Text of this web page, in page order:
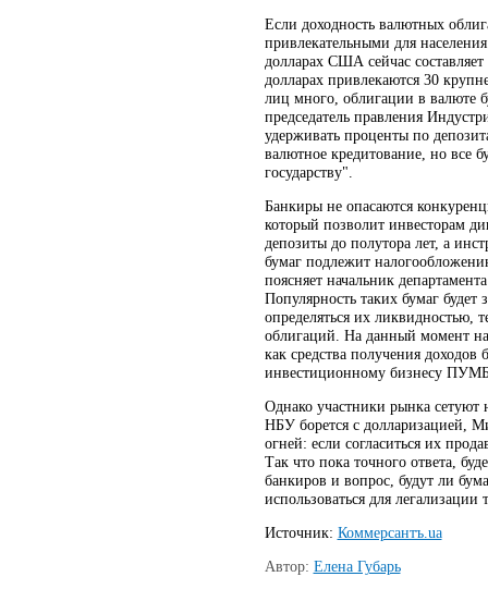
Если доходность валютных
привлекательными для
долларах США сейчас
долларах привлекаются 30
лиц много, облигации в валюте
председатель правления
удерживать проценты по
валютное кредитование, но все
государству".
Банкиры не опасаются
который позволит инвесторам
депозиты до полутора лет, а
бумаг подлежит
поясняет начальник
Популярность таких бумаг
определяться их ликвидностью,
облигаций. На данный момент
как средства получения доходов
инвестиционному бизнесу
Однако участники рынка
НБУ борется с долларизацией,
огней: если согласиться их
Так что пока точного ответа,
банкиров и вопрос, будут ли
использоваться для легализации
Источник: Коммерсантъ.ua
Автор: Елена Губарь